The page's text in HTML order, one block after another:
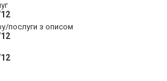
послуги з описом